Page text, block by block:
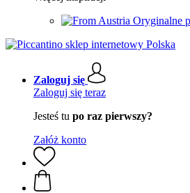
Oryginalne
Zaloguj się
Zaloguj się teraz
Jesteś tu po raz pierwszy?
Załóż konto